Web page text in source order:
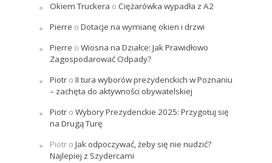
Okiem Truckera o Ciężarówka wypadła z A2
Pierre o Dotacje na wymianę okien i drzwi
Pierre o Wiosna na Działce: Jak Prawidłowo
Zagospodarować Odpady?
Piotro II tura wyborów prezydenckich w Poznaniu
– zachęta do aktywności obywatelskiej
Piotro Wybory Prezydenckie 2025: Przygotuj się
na Drugą Turę
Piotro Jak odpoczywać, żeby się nie nudzić?
Najlepiej z Szydercami